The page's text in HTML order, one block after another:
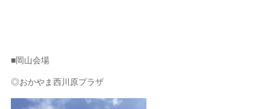
■岡山会場
◎おかやま西川原プラザ